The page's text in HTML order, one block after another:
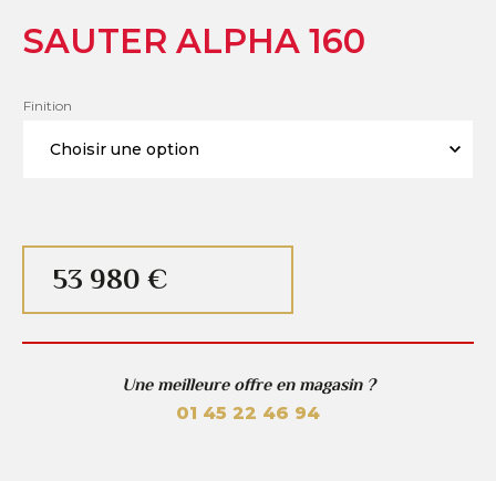
SAUTER ALPHA 160
Finition
53 980 €
Une meilleure offre en magasin ?
01 45 22 46 94